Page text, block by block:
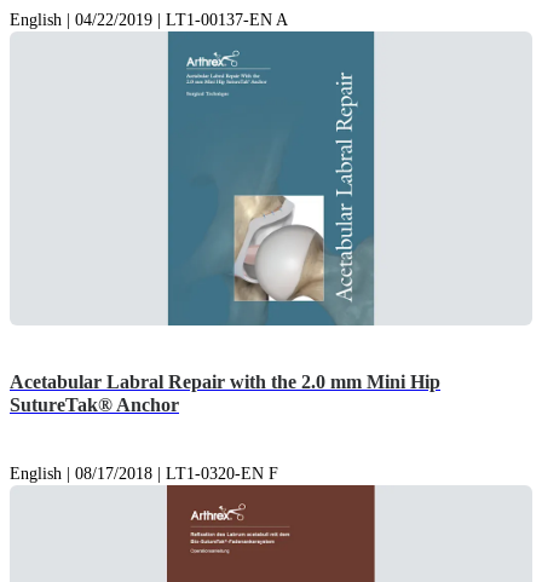
English | 04/22/2019 | LT1-00137-EN A
Acetabular Labral Repair with the 2.0 mm Mini Hip
SutureTak® Anchor
English | 08/17/2018 | LT1-0320-EN F